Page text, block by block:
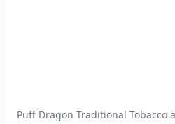
Puff Dragon Traditional Tobacco